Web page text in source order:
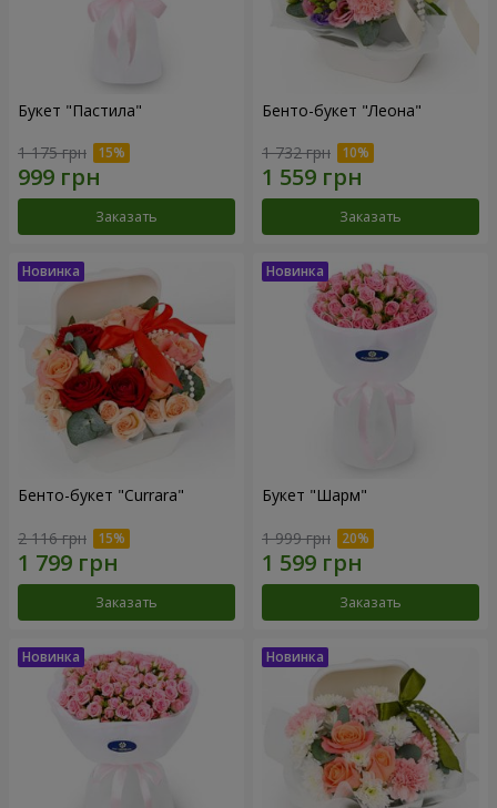
Букет "Пастила"
1 175 грн
Заказать
Бенто-букет "Леона"
1 732 грн
Заказать
Бенто-букет "Currara"
2 116 грн
Заказать
Букет "Шарм"
1 999 грн
Заказать